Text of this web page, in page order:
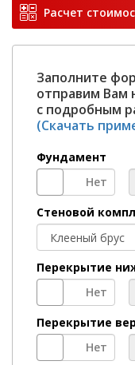
Расчет
Заполните
отправим Вам
с подробным
(Скачать
Фундамент
Стеновой
МАТЕРИАЛ
Перекрытие
Перекрытие